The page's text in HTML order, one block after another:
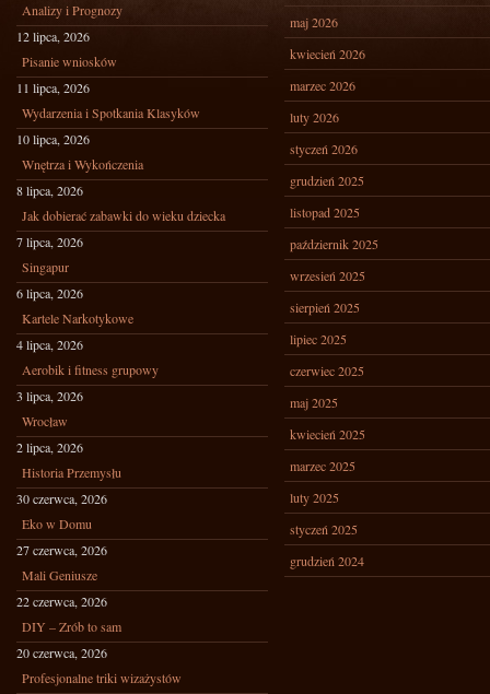
Analizy i Prognozy
12 lipca, 2026
Pisanie wniosków
11 lipca, 2026
Wydarzenia i Spotkania Klasyków
10 lipca, 2026
Wnętrza i Wykończenia
8 lipca, 2026
Jak dobierać zabawki do wieku dziecka
7 lipca, 2026
Singapur
6 lipca, 2026
Kartele Narkotykowe
4 lipca, 2026
Aerobik i fitness grupowy
3 lipca, 2026
Wrocław
2 lipca, 2026
Historia Przemysłu
30 czerwca, 2026
Eko w Domu
27 czerwca, 2026
Mali Geniusze
22 czerwca, 2026
DIY – Zrób to sam
20 czerwca, 2026
Profesjonalne triki wizażystów
maj 2026
kwiecień 2026
marzec 2026
luty 2026
styczeń 2026
grudzień 2025
listopad 2025
październik 2025
wrzesień 2025
sierpień 2025
lipiec 2025
czerwiec 2025
maj 2025
kwiecień 2025
marzec 2025
luty 2025
styczeń 2025
grudzień 2024